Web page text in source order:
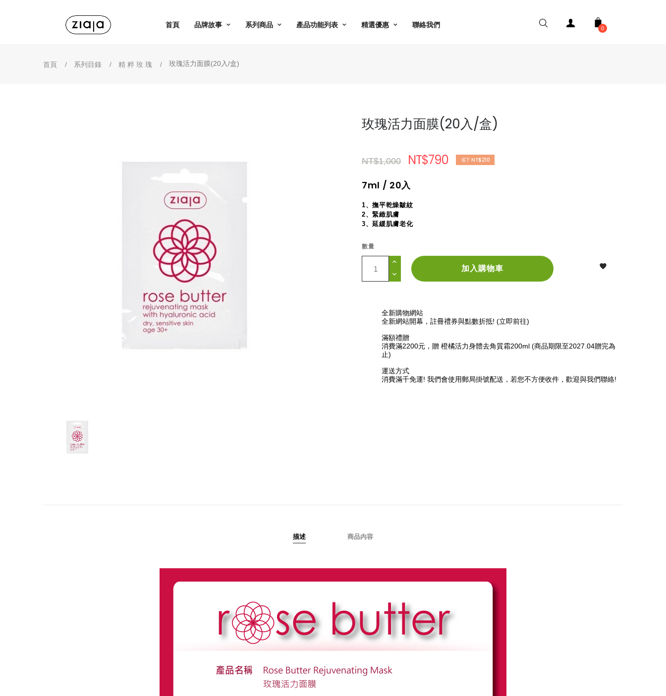
首頁 品牌故事 系列商品 產品功能列表 精選優惠 聯絡我們 0
首頁 系列目錄 精 粹 玫 瑰 玫瑰活力面膜(20入/盒)
玫瑰活力面膜(20入/盒)
NT$1,000 NT$790 省下 NT$210
7ml / 20入
1、撫平乾燥皺紋
2、緊緻肌膚
3、延緩肌膚老化
數量
加入購物車 
全新購物網站
全新網站開幕，註冊禮券與點數折抵! (立即前往)
滿額禮贈
消費滿2200元，贈 橙橘活力身體去角質霜200ml (商品期限至2027.04贈完為
止)
運送方式
消費滿千免運! 我們會使用郵局掛號配送，若您不方便收件，歡迎與我們聯絡!
描述 商品內容